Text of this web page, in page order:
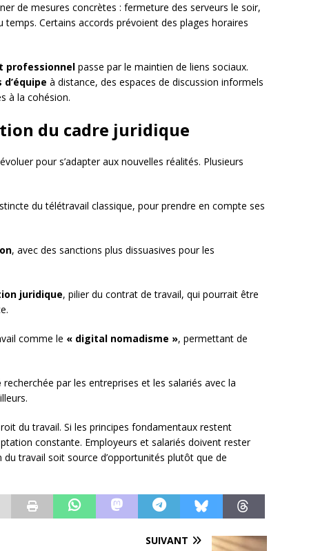
de mesures concrètes : fermeture des serveurs le soir,
Certains accords prévoient des plages horaires
professionnel passe par le maintien de liens sociaux.
à distance, des espaces de discussion informels
à la cohésion.
du cadre juridique
pour s’adapter aux nouvelles réalités. Plusieurs
du télétravail classique, pour prendre en compte ses
, avec des sanctions plus dissuasives pour les
juridique, pilier du contrat de travail, qui pourrait être
comme le « digital nomadisme », permettant de
recherchée par les entreprises et les salariés avec la
du travail. Si les principes fondamentaux restent
constante. Employeurs et salariés doivent rester
travail soit source d’opportunités plutôt que de
SUIVANT